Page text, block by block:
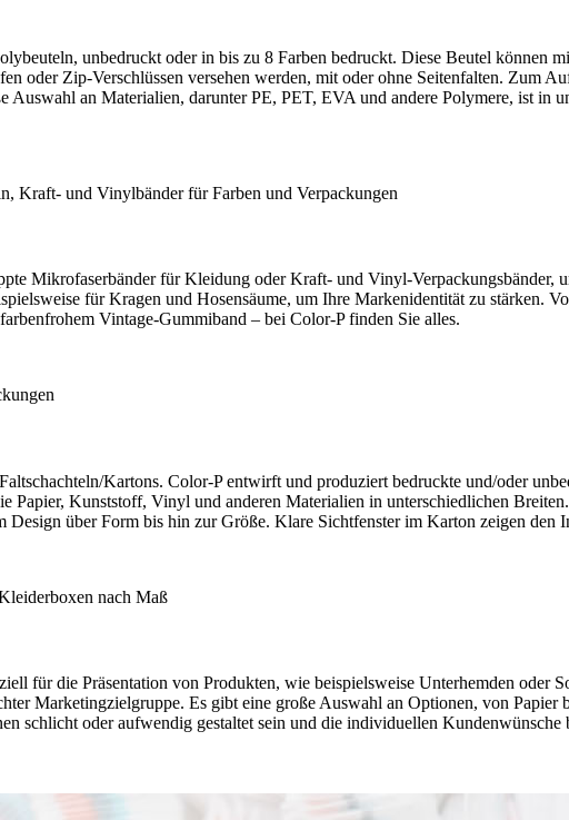
unbedruckt oder in bis zu 8 Farben bedruckt. Diese Beutel können
oder Zip-Verschlüssen versehen werden, mit oder ohne Seitenfalten. Zum
an Materialien, darunter PE, PET, EVA und andere Polymere, ist in
Mikrofaserbänder für Kleidung oder Kraft- und Vinyl-Verpackungsbänder,
für Kragen und Hosensäume, um Ihre Markenidentität zu stärken.
Vintage-Gummiband – bei Color-P finden Sie alles.
Kartons. Color-P entwirft und produziert bedruckte und/oder
Papier, Kunststoff, Vinyl und anderen Materialien in unterschiedlichen
über Form bis hin zur Größe. Klare Sichtfenster im Karton zeigen den
für die Präsentation von Produkten, wie beispielsweise Unterhemden oder
Marketingzielgruppe. Es gibt eine große Auswahl an Optionen, von Papier
schlicht oder aufwendig gestaltet sein und die individuellen Kundenwünsche